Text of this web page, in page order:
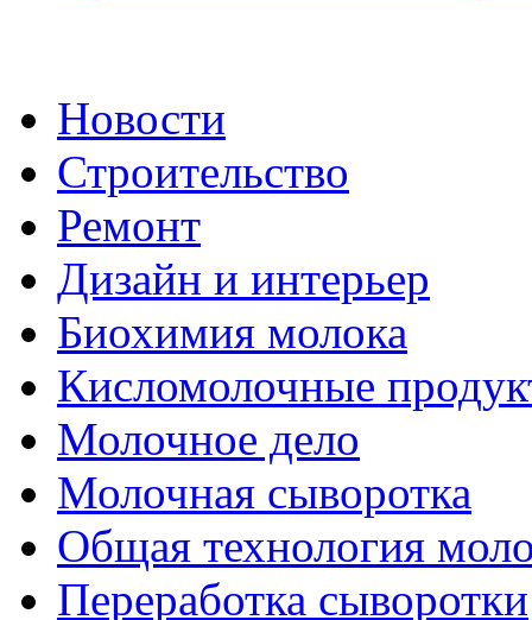
Новости
Строительство
Ремонт
Дизайн и интерьер
Биохимия молока
Кисломолочные
Молочное дело
Молочная сыворотка
Общая технология
Переработка сыворотки